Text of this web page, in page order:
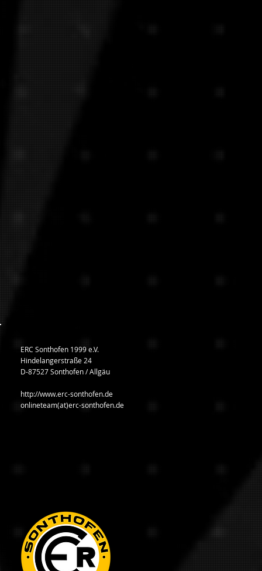
ERC Sonthofen 1999 e.V.
Hindelangerstraße 24
D-87527 Sonthofen / Allgäu
http://www.erc-sonthofen.de
onlineteam(at)erc-sonthofen.de